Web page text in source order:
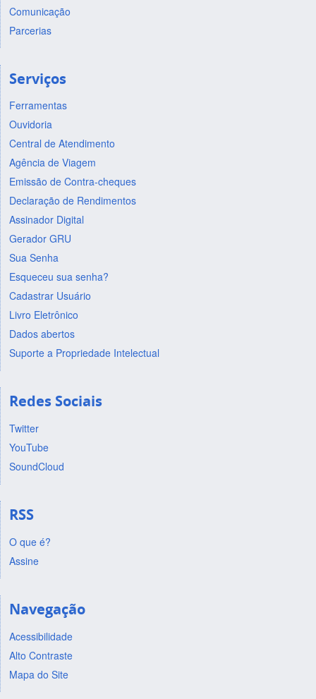
Comunicação
Parcerias
Serviços
Ferramentas
Ouvidoria
Central de Atendimento
Agência de Viagem
Emissão de Contra-cheques
Declaração de Rendimentos
Assinador Digital
Gerador GRU
Sua Senha
Esqueceu sua senha?
Cadastrar Usuário
Livro Eletrônico
Dados abertos
Suporte a Propriedade Intelectual
Redes Sociais
Twitter
YouTube
SoundCloud
RSS
O que é?
Assine
Navegação
Acessibilidade
Alto Contraste
Mapa do Site